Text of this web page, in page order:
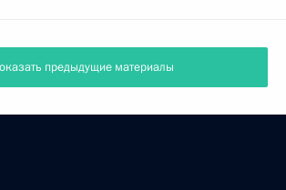
предыдущие материалы